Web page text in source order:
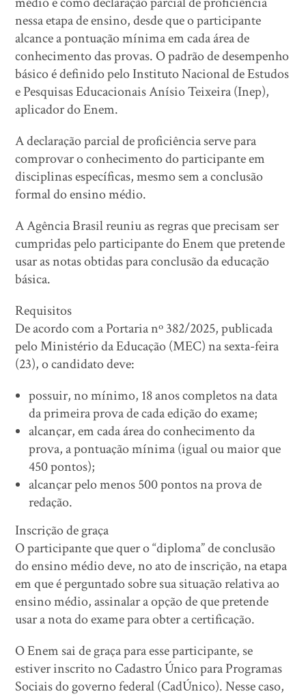
nessa etapa de ensino, desde que o participante
alcance a pontuação mínima em cada área de
conhecimento das provas. O padrão de desempenho
básico é definido pelo Instituto Nacional de Estudos
e Pesquisas Educacionais Anísio Teixeira (Inep),
aplicador do Enem.
A declaração parcial de proficiência serve para
comprovar o conhecimento do participante em
disciplinas específicas, mesmo sem a conclusão
formal do ensino médio.
A Agência Brasil reuniu as regras que precisam ser
cumpridas pelo participante do Enem que pretende
usar as notas obtidas para conclusão da educação
básica.
Requisitos
De acordo com a Portaria nº 382/2025, publicada
pelo Ministério da Educação (MEC) na sexta-feira
(23), o candidato deve:
possuir, no mínimo, 18 anos completos na data
da primeira prova de cada edição do exame;
alcançar, em cada área do conhecimento da
prova, a pontuação mínima (igual ou maior que
450 pontos);
alcançar pelo menos 500 pontos na prova de
redação.
Inscrição de graça
O participante que quer o “diploma” de conclusão
do ensino médio deve, no ato de inscrição, na etapa
em que é perguntado sobre sua situação relativa ao
ensino médio, assinalar a opção de que pretende
usar a nota do exame para obter a certificação.
O Enem sai de graça para esse participante, se
estiver inscrito no Cadastro Único para Programas
Sociais do governo federal (CadÚnico). Nesse caso,